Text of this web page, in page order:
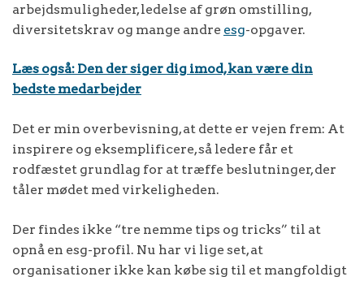
arbejdsmuligheder, ledelse af grøn omstilling,
diversitetskrav og mange andre esg-opgaver.
Læs også: Den der siger dig imod, kan være din
bedste medarbejder
Det er min overbevisning, at dette er vejen frem: At
inspirere og eksemplificere, så ledere får et
rodfæstet grundlag for at træffe beslutninger, der
tåler mødet med virkeligheden.
Der findes ikke “tre nemme tips og tricks” til at
opnå en esg-profil. Nu har vi lige set, at
organisationer ikke kan købe sig til et mangfoldigt